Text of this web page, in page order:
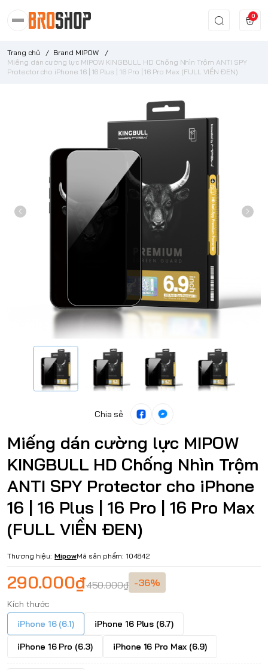
0
Trang chủ / Brand MIPOW
/
Miếng dán cường lực MIPOW KINGBULL HD Chống Nhìn Trộm ANTI SPY
Protector cho iPhone 16 | 16 Plus | 16 Pro | 16 Pro Max (FULL VIỀN ĐEN)
Chia sẻ
Miếng dán cường lực MIPOW
KINGBULL HD Chống Nhìn Trộm
ANTI SPY Protector cho iPhone
16 | 16 Plus | 16 Pro | 16 Pro Max
(FULL VIỀN ĐEN)
Thương hiệu: MipowMã sản phẩm: 104842
290.000₫450.000₫ -36%
Kích thước
iPhone 16 (6.1)
iPhone 16 Plus (6.7)
iPhone 16 Pro (6.3) iPhone 16 Pro Max (6.9)